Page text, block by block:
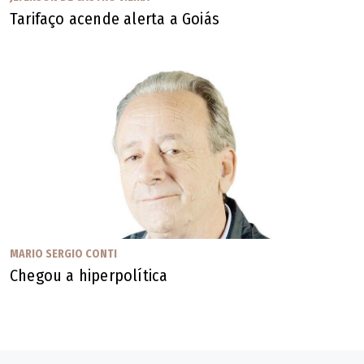
que "a mais louca das ilusões é esperar o dia em que o
homem não terá ilusões", e conclui dizendo "coitados dos
Seu tempo passou e a morte se aproxima, e a França gera
"600 mil cadáveres por ano, e tem apenas dois mil leitos
de cuidados paliativos". Talvez por isso cite o desfecho
das "Memórias de Além-Túmulo", de Chateubriand: "Os
cenários de amanhã não me dizem respeito, pedem outros
pintores: é com vocês, senhores". Esse "senhores" diz
respeito a você.
Tarifaço acende alerta a Goiás
MARIO SERGIO CONTI
Chegou a hiperpolítica